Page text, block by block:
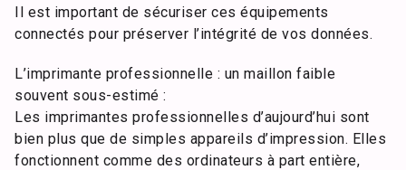
Il est important de sécuriser ces équipements
connectés pour préserver l’intégrité de vos données.
L’imprimante professionnelle : un maillon faible
souvent sous-estimé :
Les imprimantes professionnelles d’aujourd’hui sont
bien plus que de simples appareils d’impression. Elles
fonctionnent comme des ordinateurs à part entière,